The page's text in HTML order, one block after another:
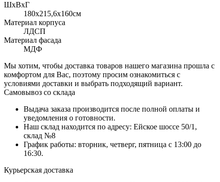
ШхВхГ
180x215,6х160см
Материал корпуса
ЛДСП
Материал фасада
МДФ
Мы хотим, чтобы доставка товаров нашего магазина прошла с
комфортом для Вас, поэтому просим ознакомиться с
условиями доставки и выбрать подходящий вариант.
Самовывоз со склада
Выдача заказа производится после полной оплаты и
уведомления о готовности.
Наш склад находится по адресу: Ейское шоссе 50/1,
склад №8
График работы: вторник, четверг, пятница с 13:00 до
16:30.
Курьерская доставка